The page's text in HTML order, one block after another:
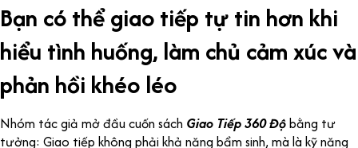
Bạn có thể giao tiếp tự tin hơn khi
hiểu tình huống, làm chủ cảm xúc và
phản hồi khéo léo
Nhóm tác giả mở đầu cuốn sách Giao Tiếp 360 Độbằng tư
tưởng: Giao tiếp không phải khả năng bẩm sinh, mà là kỹ năng